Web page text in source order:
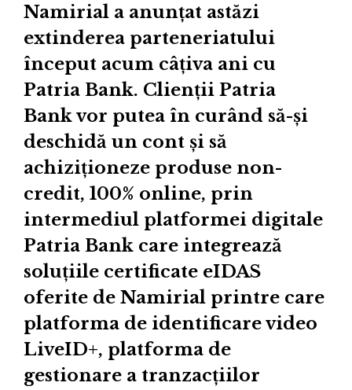
Namirial a anunțat astăzi
extinderea parteneriatului
început acum câțiva ani cu
Patria Bank. Clienții Patria
Bank vor putea în curând să-și
deschidă un cont și să
achiziționeze produse non-
credit, 100% online, prin
intermediul platformei digitale
Patria Bank care integrează
soluțiile certificate eIDAS
oferite de Namirial printre care
platforma de identificare video
LiveID+, platforma de
gestionare a tranzacțiilor